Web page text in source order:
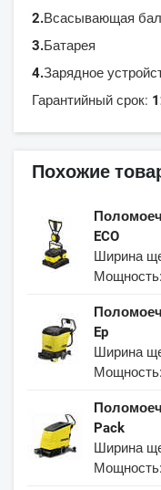
2.Всасывающая
3.Батарея
4.Зарядное
Гарантийный срок:
Похожие
ECO
Ширина
Ep
Ширина
Pack
Ширина